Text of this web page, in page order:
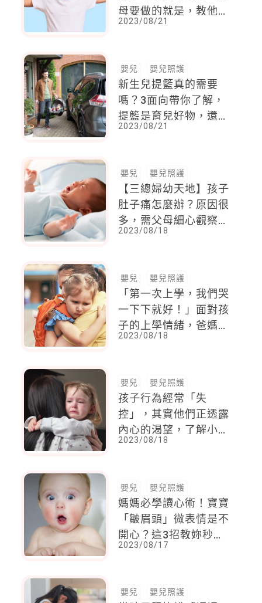
母要做的就是，教他們
疏導情緒。這比懲罰來
2023/08/21
嬰兒 嬰兒照護
新生兒提籃真的需要
嗎？3面向帶你了解，
提籃是育兒好物，還能
兼顧環保用途！
2023/08/21
嬰兒 嬰兒照護
【三總婦幼天地】孩子
肚子痛怎麼辦？原因很
多，需父母細心觀察，
提供線索供醫師診斷
2023/08/18
嬰兒 嬰兒照護
「第一次上學，我們哭
一下下就好！」面對孩
子的上學情緒，爸媽做
到這4點，能讓他們更
2023/08/18
嬰兒 嬰兒照護
孩子行為經常「失
控」，其實他們正透露
內心的渴望，了解小孩
有效溝通，父母這3點
2023/08/18
嬰兒 嬰兒照護
媽媽必學讀心術！寶寶
「皺眉頭」微表情是不
開心？這3招教妳秒懂
小寶貝情緒
2023/08/17
嬰兒 嬰兒照護